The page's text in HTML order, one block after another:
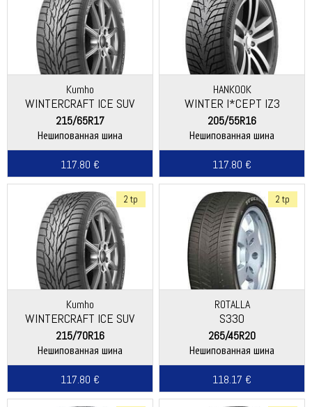
Kumho
WINTERCRAFT ICE SUV
WS51
215/65R17
Нешипованная шина
117.80 €
HANKOOK
WINTER I*CEPT IZ3
(W636)
205/55R16
Нешипованная шина
117.80 €
2 tp
Kumho
WINTERCRAFT ICE SUV
WS51
215/70R16
Нешипованная шина
117.80 €
2 tp
ROTALLA
S330
265/45R20
Нешипованная шина
118.17 €